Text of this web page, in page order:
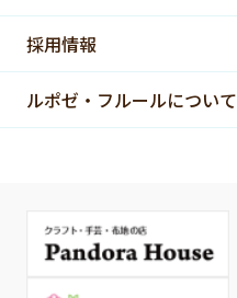
採用情報
ルポゼ・フルールについて